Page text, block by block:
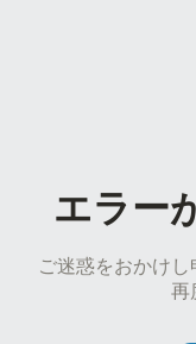
エラー
ご迷惑をおかけ
再